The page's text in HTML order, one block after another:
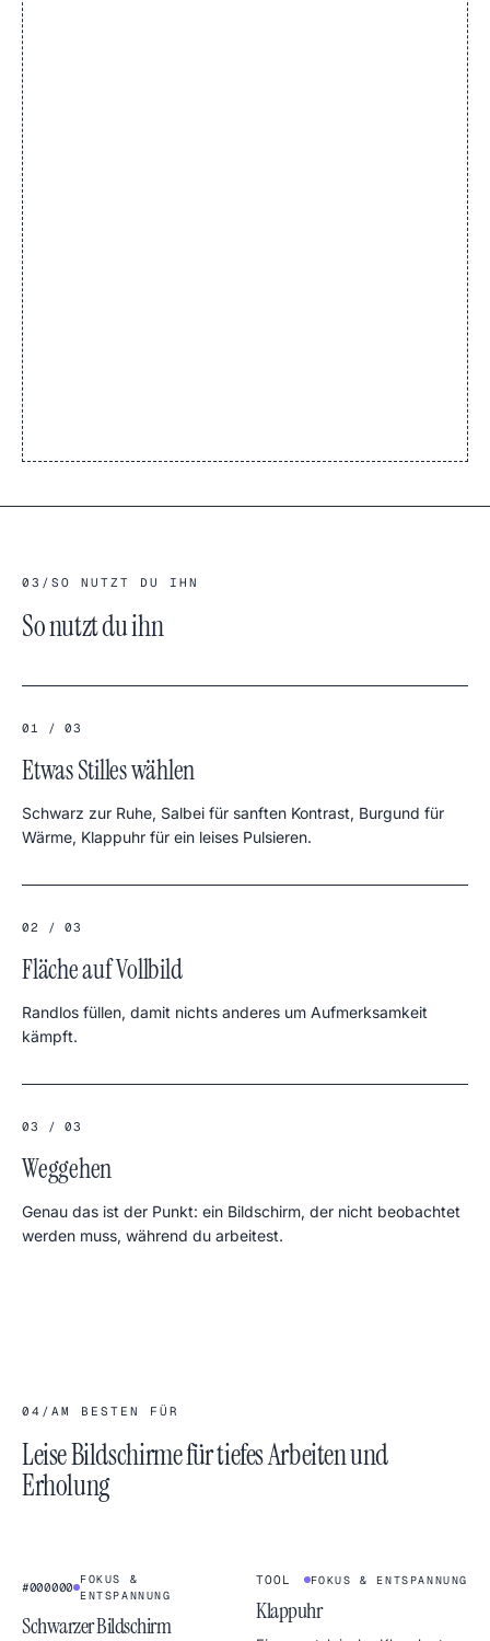
03 / SO NUTZT DU IHN
So nutzt du ihn
01 / 03
Etwas Stilles wählen
Schwarz zur Ruhe, Salbei für sanften Kontrast, Burgund für
Wärme, Klappuhr für ein leises Pulsieren.
02 / 03
Fläche auf Vollbild
Randlos füllen, damit nichts anderes um Aufmerksamkeit
kämpft.
03 / 03
Weggehen
Genau das ist der Punkt: ein Bildschirm, der nicht beobachtet
werden muss, während du arbeitest.
04 / AM BESTEN FÜR
Leise Bildschirme für tiefes Arbeiten und
Erholung
#000000
FOKUS &
ENTSPANNUNG
Schwarzer Bildschirm
1 2 : 4 5
FLIP CLOCK ★
TOOL FOKUS & ENTSPANNUNG
Klappuhr